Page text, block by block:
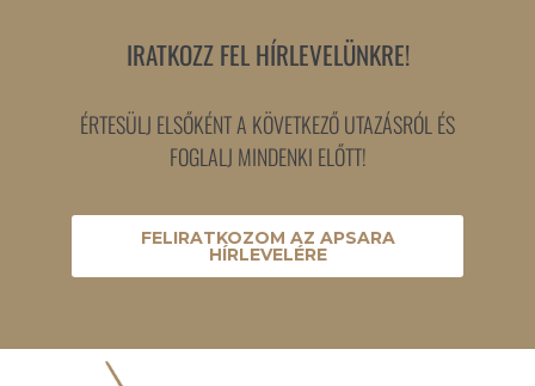
IRATKOZZ FEL HÍRLEVELÜNKRE!
ÉRTESÜLJ ELSŐKÉNT A KÖVETKEZŐ UTAZÁSRÓL ÉS
FOGLALJ MINDENKI ELŐTT!
FELIRATKOZOM AZ APSARA
HÍRLEVELÉRE